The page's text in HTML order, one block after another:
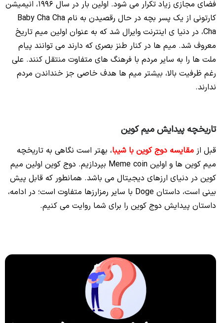
فضای مجازی زیاد تکرار می شود. اولین بار در سال 1996، انیمیشن
کارتونی از یک پسر بچه در حال رقصیدن به نام Baby Cha Cha
Cha، در دنیا ی اینترنت وایرال شد که به عنوان اولین میم تاریخ
معروف شد. میم ها در کنار طنز بصری که دارند می توانند پیام
ملت ها را به سایر مردم با فرهنگ های متفاوت منتقل کنند. علی
رغم ظرفیت بالا، بیشتر میم ها هدف خاصی جز خنداندن مردم
ندارند.
تاریخچه پیدایش میم کوین
قبل از مقایسه دوج کوین با شیبا، بهتر است نگاهی به تاریخچه
میم کوین ها و اولین Meme coin بپردازیم. دوج کوین اولین میم
کوین در دنیای ارزهای دیجیتال می باشد. همانطور که قابل پیش
بینی است، داستان Doge با سایر رمزارزها متفاوت است؛ در ادامه،
داستان پیدایش دوج کوین را برای شما روایت می کنیم.